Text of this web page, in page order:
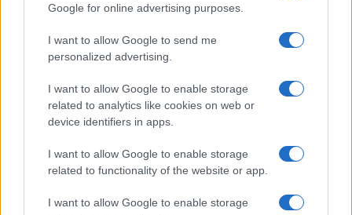
Google for online advertising purposes.
I want to allow Google to send me
personalized advertising.
I want to allow Google to enable storage
related to analytics like cookies on web or
device identifiers in apps.
I want to allow Google to enable storage
related to functionality of the website or app.
I want to allow Google to enable storage
Leggi i commenti
Vignetta del 04/08/2026